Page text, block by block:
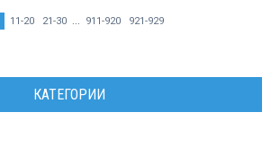
11-20 21-30 911-920 921-929
КАТЕГОРИИ